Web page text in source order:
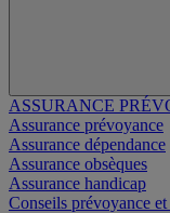
ASSURANCE
Assurance prévoyance
Assurance dépendance
Assurance obsèques
Assurance handicap
Conseils prévoyance et